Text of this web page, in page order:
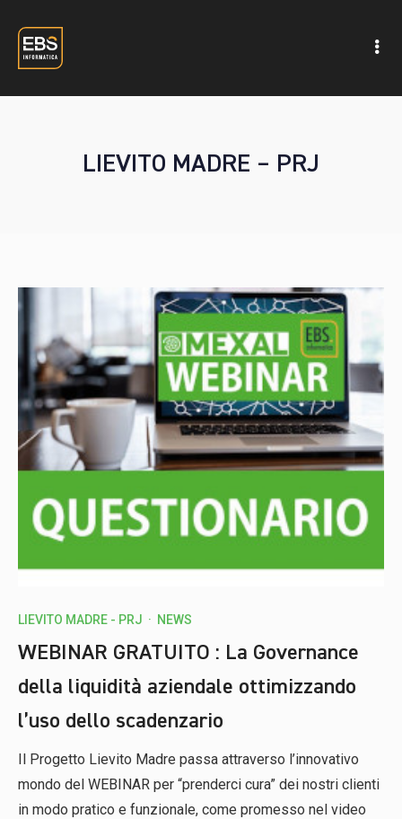
LIEVITO MADRE – PRJ
LIEVITO MADRE - PRJ · NEWS
WEBINAR GRATUITO : La Governance
della liquidità aziendale ottimizzando
l’uso dello scadenzario
Il Progetto Lievito Madre passa attraverso l’innovativo
mondo del WEBINAR per “prenderci cura” dei nostri clienti
in modo pratico e funzionale, come promesso nel video